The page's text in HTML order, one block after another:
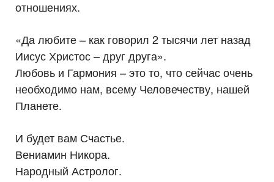
отношениях.
«Да любите – как говорил 2 тысячи лет назад
Иисус Христос – друг друга».
Любовь и Гармония – это то, что сейчас очень
необходимо нам, всему Человечеству, нашей
Планете.
И будет вам Счастье.
Вениамин Никора.
Народный Астролог.